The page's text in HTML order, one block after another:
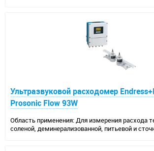
Ультразвуковой расходомер
Prosonic Flow 93W
Область применения: Для измерения расхода
соленой, деминерализованной, питьевой и